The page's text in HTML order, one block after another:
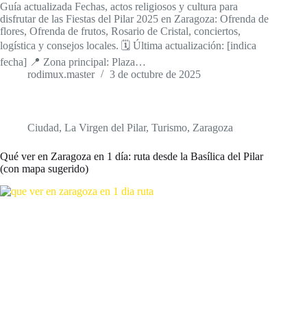
Guía actualizada Fechas, actos religiosos y cultura para
disfrutar de las Fiestas del Pilar 2025 en Zaragoza: Ofrenda de
flores, Ofrenda de frutos, Rosario de Cristal, conciertos,
logística y consejos locales. 🗓️ Última actualización: [indica
fecha] 📍 Zona principal: Plaza…
rodimux.master
3 de octubre de 2025
Ciudad, La Virgen del Pilar, Turismo, Zaragoza
Qué ver en Zaragoza en 1 día: ruta desde la Basílica del Pilar
(con mapa sugerido)